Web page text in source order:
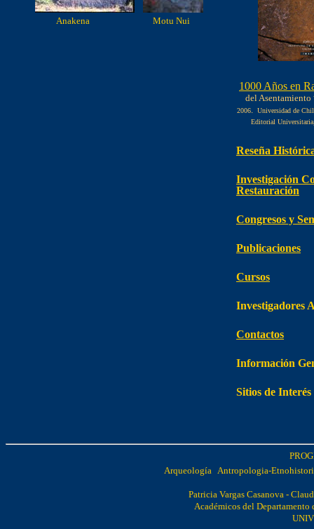
Anakena Motu Nui
1000 Años en
del Asentamiento
2006. Universidad de
Editorial
Reseña
Investigación
Restauración
Congresos y
Publicaciones
Cursos
Investigadores
Contactos
Información
Sitios de Interés
Arqueología Antropologia-
Patricia Vargas Casanova -
Académicos del